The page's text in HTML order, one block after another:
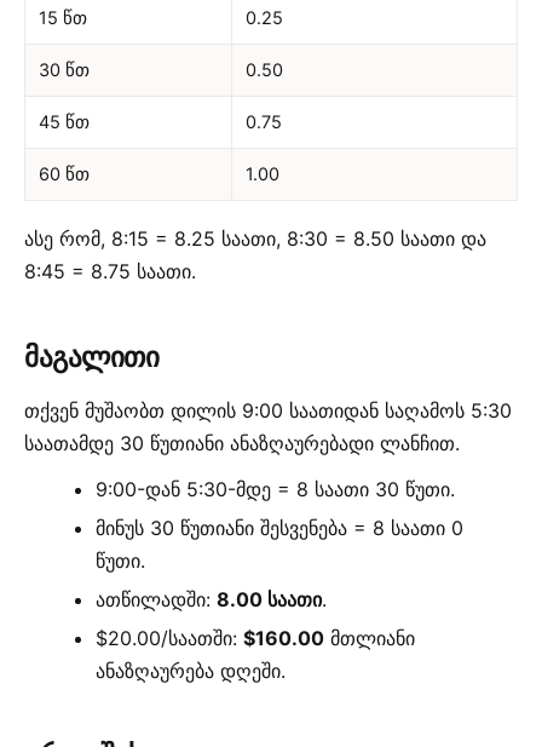
15 წთ 0.25
30 წთ 0.50
45 წთ 0.75
60 წთ 1.00
ასე რომ, 8:15 = 8.25 საათი, 8:30 = 8.50 საათი და
8:45 = 8.75 საათი.
მაგალითი
თქვენ მუშაობთ დილის 9:00 საათიდან საღამოს 5:30
საათამდე 30 წუთიანი ანაზღაურებადი ლანჩით.
9:00-დან 5:30-მდე = 8 საათი 30 წუთი.
მინუს 30 წუთიანი შესვენება = 8 საათი 0
წუთი.
ათწილადში:8.00 საათი.
$20.00/საათში:$160.00 მთლიანი
ანაზღაურება დღეში.